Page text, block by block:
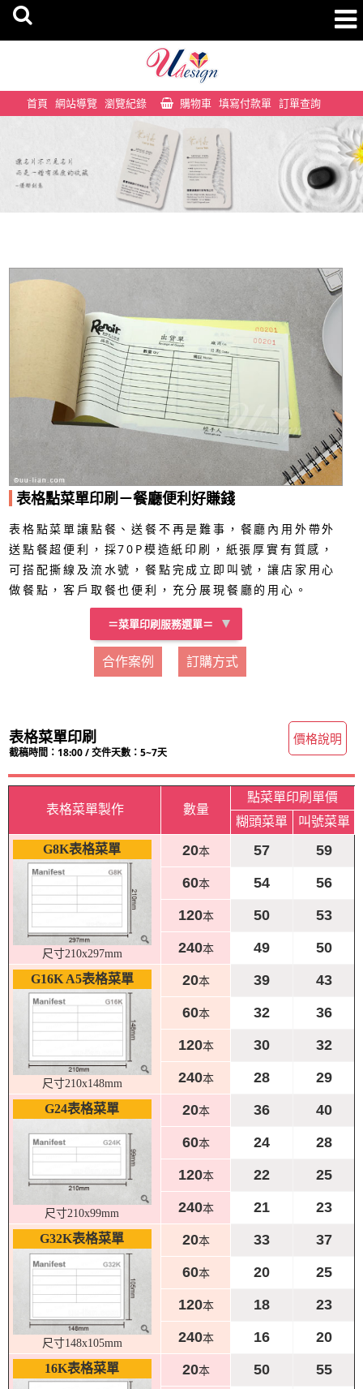
首頁 網站導覽 瀏覽紀錄 購物車 填寫付款單 訂單查詢
表格點菜單印刷－餐廳便利好賺錢
表格點菜單讓點餐、送餐不再是難事，餐廳內用外帶外
送點餐超便利，採70P模造紙印刷，紙張厚實有質感，
可搭配撕線及流水號，餐點完成立即叫號，讓店家用心
做餐點，客戶取餐也便利，充分展現餐廳的用心。
＝菜單印刷服務選單＝
複寫聯單訂製
電腦報表紙訂製
菜單加工費用
合作案例 訂購方式
表格菜單印刷
截稿時間：18:00 / 交件天數：5~7天
價格說明
表格菜單製作 數量
點菜單印刷單價
糊頭菜單
叫號菜單
G8K表格菜單
尺寸210x297mm
20本 57
59
60本 54
56
120本 50
53
240本 49 50
G16K A5表格菜單
尺寸210x148mm
20本 39
43
60本 32
36
120本 30
32
240本 28 29
G24表格菜單
尺寸210x99mm
20本 36
40
60本 24
28
120本 22
25
240本 21 23
G32K表格菜單
尺寸148x105mm
20本 33
37
60本 20
25
120本 18
23
240本 16 20
16K表格菜單 20本 50
55